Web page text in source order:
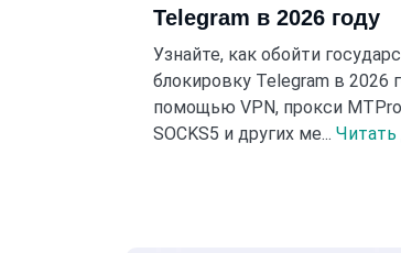
Telegram в 2026 году
Узнайте, как обойти
блокировку Telegram в 2026
помощью VPN, прокси
SOCKS5 и других ме... Читать